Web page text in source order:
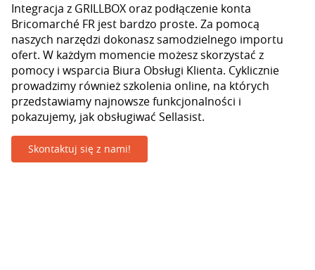
Integracja z GRILLBOX oraz podłączenie konta
Bricomarché FR jest bardzo proste. Za pomocą
naszych narzędzi dokonasz samodzielnego importu
ofert. W każdym momencie możesz skorzystać z
pomocy i wsparcia Biura Obsługi Klienta. Cyklicznie
prowadzimy również szkolenia online, na których
przedstawiamy najnowsze funkcjonalności i
pokazujemy, jak obsługiwać Sellasist.
Skontaktuj się z nami!